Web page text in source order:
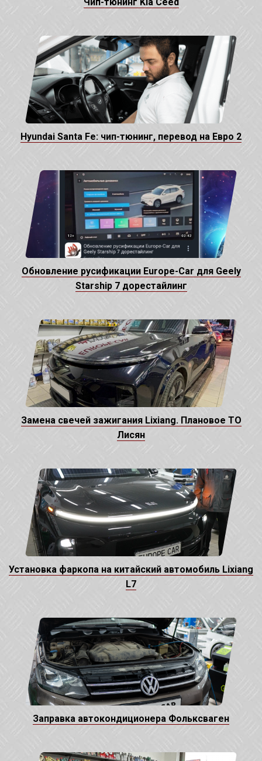
Hyundai Santa Fe: чип-тюнинг, перевод на Евро 2
Обновление русификации Europe-Car для Geely
Starship 7 дорестайлинг
Замена свечей зажигания Lixiang. Плановое ТО
Лисян
Установка фаркопа на китайский автомобиль Lixiang
L7
Заправка автокондиционера Фольксваген